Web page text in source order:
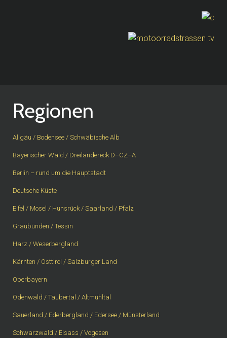
Regionen
Allgäu / Bodensee / Schwäbische Alb
Bayerischer Wald / Dreiländereck D–CZ–A
Berlin – rund um die Hauptstadt
Deutsche Küste
Eifel / Mosel / Hunsrück / Saarland / Pfalz
Graubünden / Tessin
Harz / Weserbergland
Kärnten / Osttirol / Salzburger Land
Oberbayern
Odenwald / Taubertal / Altmühltal
Sauerland / Ederbergland / Edersee / Münsterland
Schwarzwald / Elsass / Vogesen